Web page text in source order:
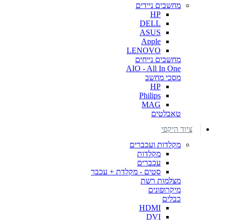
מחשבים ניידים
HP
DELL
ASUS
Apple
LENOVO
מחשבים נייחים
AIO - All In One
מסכי מחשב
HP
Philips
MAG
טאבלטים
ציוד היקפי
מקלדות ועכברים
מקלדות
עכברים
סטים - מקלדת + עכבר
מצלמות רשת
מיקרופונים
כבלים
HDMI
DVI